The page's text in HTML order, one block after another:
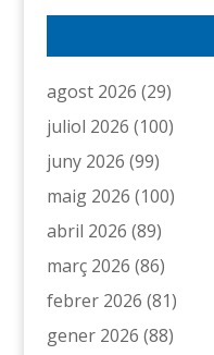
agost 2026 (29)
juliol 2026 (100)
juny 2026 (99)
maig 2026 (100)
abril 2026 (89)
març 2026 (86)
febrer 2026 (81)
gener 2026 (88)